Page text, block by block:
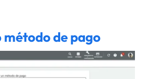
de pago